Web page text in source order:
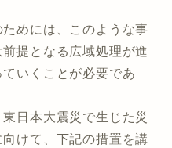
めには、このような事
提となる広域処理が進
いくことが必要であ
日本大震災で生じた災
けて、下記の措置を講